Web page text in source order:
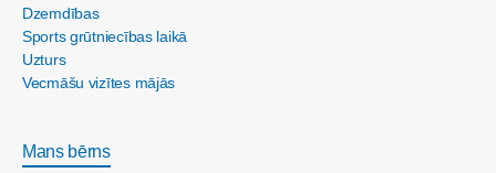
Dzemdības
Sports grūtniecības laikā
Uzturs
Vecmāšu vizītes mājās
Mans bērns